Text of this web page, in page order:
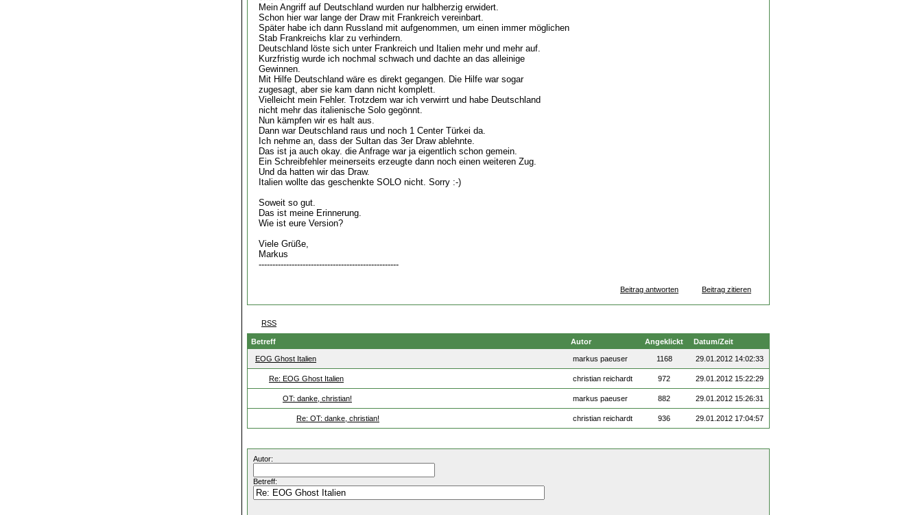
Mein Angriff auf Deutschland wurden nur halbherzig erwidert.
Schon hier war lange der Draw mit Frankreich vereinbart.
Später habe ich dann Russland mit aufgenommen, um einen immer möglichen
Stab Frankreichs klar zu verhindern.
Deutschland löste sich unter Frankreich und Italien mehr und mehr auf.
Kurzfristig wurde ich nochmal schwach und dachte an das alleinige
Gewinnen.
Mit Hilfe Deutschland wäre es direkt gegangen. Die Hilfe war sogar
zugesagt, aber sie kam dann nicht komplett.
Vielleicht mein Fehler. Trotzdem war ich verwirrt und habe Deutschland
nicht mehr das italienische Solo gegönnt.
Nun kämpfen wir es halt aus.
Dann war Deutschland raus und noch 1 Center Türkei da.
Ich nehme an, dass der Sultan das 3er Draw ablehnte.
Das ist ja auch okay. die Anfrage war ja eigentlich schon gemein.
Ein Schreibfehler meinerseits erzeugte dann noch einen weiteren Zug.
Und da hatten wir das Draw.
Italien wollte das geschenkte SOLO nicht. Sorry :-)
Soweit so gut.
Das ist meine Erinnerung.
Wie ist eure Version?
Viele Grüße,
Markus
---------------------------------------------------
Beitrag antworten Beitrag zitieren
RSS
Betreff Autor Angeklickt Datum/Zeit
EOG Ghost Italien markus paeuser 1168 29.01.2012 14:02:33
Re: EOG Ghost Italien christian reichardt 972 29.01.2012 15:22:29
OT: danke, christian! markus paeuser 882 29.01.2012 15:26:31
Re: OT: danke, christian! christian reichardt 936 29.01.2012 17:04:57
Autor:
Betreff: